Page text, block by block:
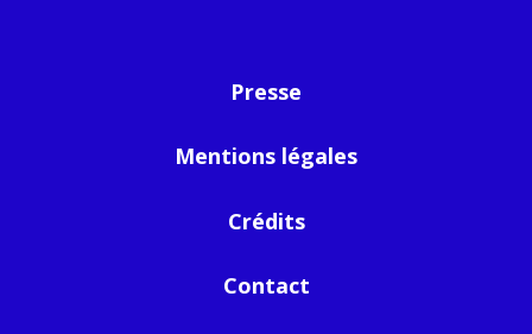
Presse
Mentions légales
Crédits
Contact